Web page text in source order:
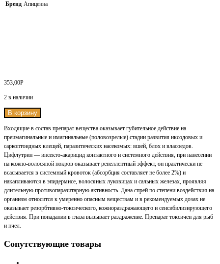
Бренд Апиценна
353,00Р
2 в наличии
В корзину
Входящие в состав препарат вещества оказывает губительное действие на
преимагинальные и имагинальные (половозрелые) стадии развития иксодовых и
саркоптоидных клещей, паразитических насекомых: вшей, блох и власоедов.
Цифлутрин — инсекто-акарицид контактного и системного действия, при нанесении
на кожно-волосяной покров оказывает репеллентный эффект, он практически не
всасывается в системный кровоток (абсорбция составляет не более 2%) и
накапливаются в эпидермисе, волосяных луковицах и сальных железах, проявляя
длительную противопаразитарную активность. Дана спрей по степени воздействия на
организм относится к умеренно опасным веществам и в рекомендуемых дозах не
оказывает резорбтивно-токсического, кожнораздражающего и сенсибилизирующего
действия. При попадании в глаза вызывает раздражение. Препарат токсичен для рыб
и пчел.
Сопутствующие товары